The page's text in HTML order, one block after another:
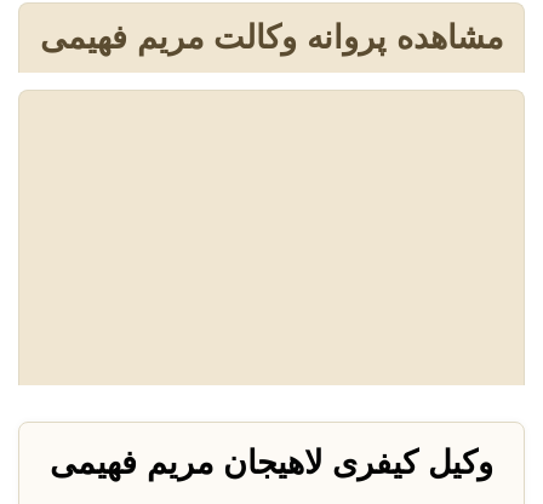
مشاهده پروانه وکالت مریم فهیمی
وکیل کیفری لاهیجان مریم فهیمی